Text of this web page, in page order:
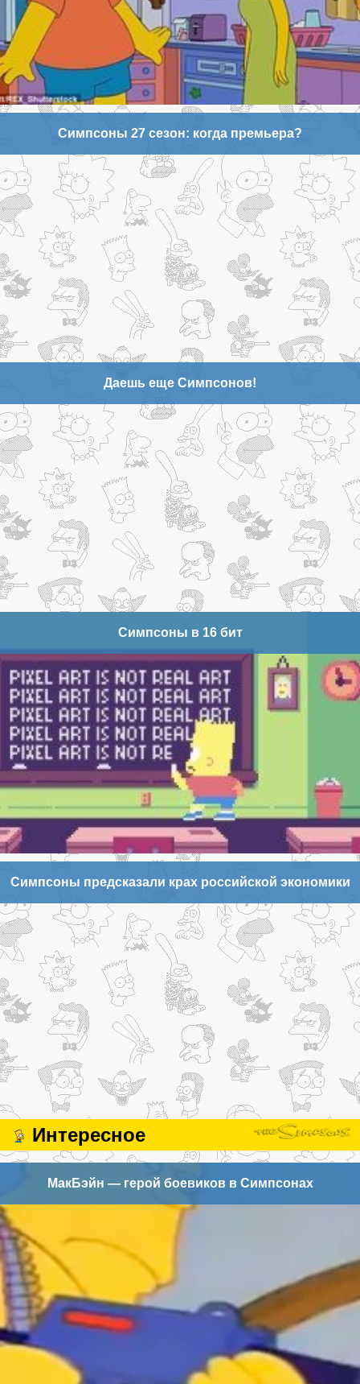
Симпсоны 27 сезон: когда премьера?
Даешь еще Симпсонов!
Симпсоны в 16 бит
Симпсоны предсказали крах российской экономики
Интересное
МакБэйн — герой боевиков в Симпсонах